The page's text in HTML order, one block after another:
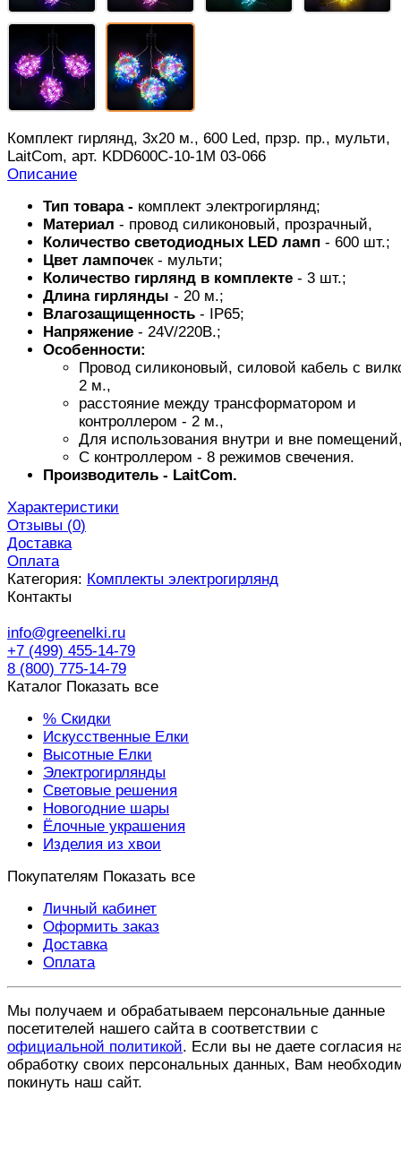
Комплект гирлянд, 3x20 м., 600 Led, прзр. пр., мульти,
LaitCom, арт. KDD600C-10-1M 03-066
Описание
Тип товара - комплект электрогирлянд;
Материал - провод силиконовый, прозрачный,
Количество светодиодных LED ламп - 600 шт.;
Цвет лампочек - мульти;
Количество гирлянд в комплекте - 3 шт.;
Длинагирлянды - 20 м.;
Влагозащищенность - IP65;
Напряжение - 24V/220В.;
Особенности:
Провод силиконовый, силовой кабель с
2 м.,
расстояние между трансформатором и
контроллером - 2 м.,
Для использования внутри и вне
С контроллером - 8 режимов свечения.
Производитель - LaitCom.
Характеристики
Отзывы (0)
Доставка
Оплата
Категория: Комплекты электрогирлянд
Контакты
info@greenelki.ru
+7 (499) 455-14-79
8 (800) 775-14-79
Каталог Показать все
% Скидки
Искусственные Елки
Высотные Елки
Электрогирлянды
Световые решения
Новогодние шары
Ёлочные украшения
Изделия из хвои
Покупателям Показать все
Личный кабинет
Оформить заказ
Доставка
Оплата
Мы получаем и обрабатываем персональные данные
посетителей нашего сайта в соответствии с
официальной политикой. Если вы не даете согласия
обработку своих персональных данных, Вам
покинуть наш сайт.